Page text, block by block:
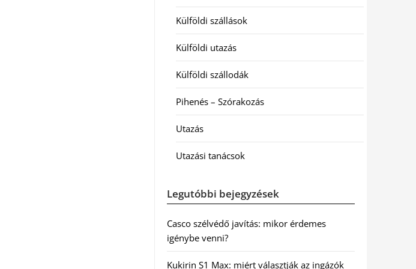
Külföldi szállások
Külföldi utazás
Külföldi szállodák
Pihenés – Szórakozás
Utazás
Utazási tanácsok
Legutóbbi bejegyzések
Casco szélvédő javítás: mikor érdemes
igénybe venni?
Kukirin S1 Max: miért választják az ingázók